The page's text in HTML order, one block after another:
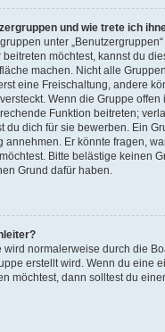
und wie trete ich
unter
möchtest, kannst du
machen. Nicht alle
eine Freischaltung, andere
Wenn die Gruppe offen
Funktion beitreten;
du dich für sie bewerben. Ein
annehmen. Er könnte fragen,
Bitte belästige keinen
Grund dafür haben.
wird normalerweise durch die
erstellt wird. Wenn du eine
möchtest, dann solltest du